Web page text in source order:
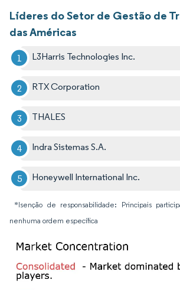
Líderes do Setor de Gestão de
das Américas
L3Harris Technologies Inc.
RTX Corporation
THALES
Indra Sistemas S.A.
Honeywell International Inc.
*Isenção de responsabilidade: Principais
nenhuma ordem específica